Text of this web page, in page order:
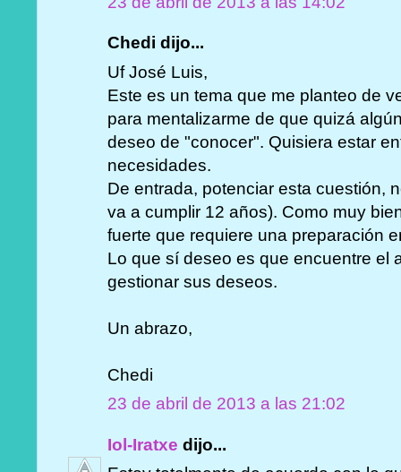
Chedi dijo...
Uf José Luis,
Este es un tema que me planteo de
para mentalizarme de que quizá
deseo de "conocer". Quisiera estar
necesidades.
De entrada, potenciar esta cuestión,
va a cumplir 12 años). Como muy
fuerte que requiere una preparación
Lo que sí deseo es que encuentre el
gestionar sus deseos.
Un abrazo,
Chedi
23 de abril de 2013 a las 21:02
Iol-Iratxe dijo...